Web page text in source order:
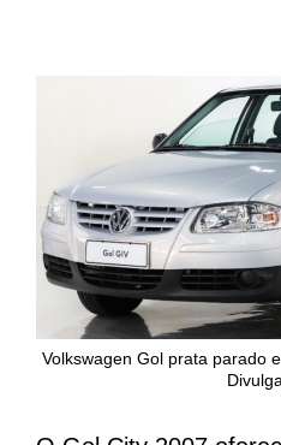
Volkswagen Gol prata parado